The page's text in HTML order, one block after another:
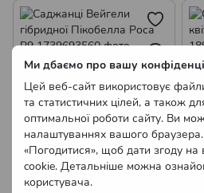
Ми дбаємо про вашу
Цей веб-сайт використовує
та статистичних цілей, а також
оптимальної роботи сайту. Ви
налаштуваннях вашого браузера.
«Погодитися», щоб дати згоду на
cookie. Детальніше можна
користувача.
Саджанці Вейгели гібридної
Пікобелла Роса Р9